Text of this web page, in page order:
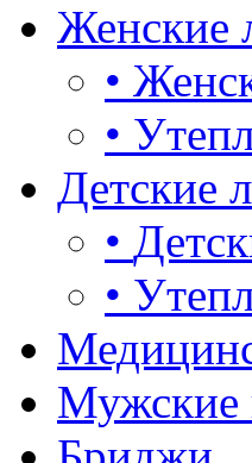
Женские
•
•
Детские
•
•
Мужские